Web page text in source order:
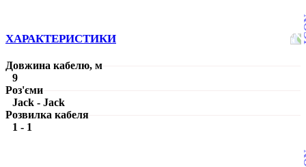
ХАРАКТЕРИСТИКИ
Довжина кабелю, м
9
Роз'єми
Jack - Jack
Розвилка кабеля
1 - 1